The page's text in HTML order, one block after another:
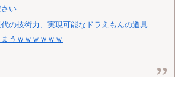
い
代の技術力、実現可能なドラえもんの道具
うｗｗｗｗｗｗ